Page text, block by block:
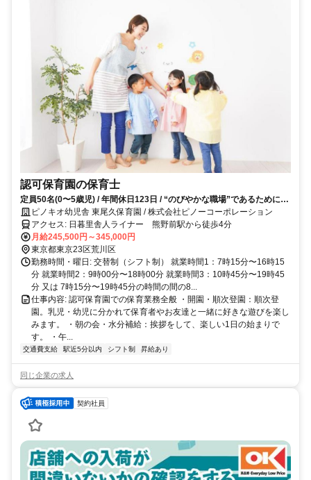
認可保育園の保育士
定員50名(0〜5歳児) / 年間休日123日 / “のびやかな職場”であるために長
く安定的に働ける制度と環境を整えています
ピノキオ幼児舎 東尾久保育園 / 株式会社ピノーコーポレーション
アクセス: 日暮里舎人ライナー 熊野前駅から徒歩4分
月給245,500円～345,000円
東京都東京23区荒川区
勤務時間・曜日: 交替制（シフト制） 就業時間1：7時15分〜16時15
分 就業時間2：9時00分〜18時00分 就業時間3：10時45分〜19時45
分 又は 7時15分〜19時45分の時間の間の8...
仕事内容: 認可保育園での保育業務全般 ・開園・順次登園：順次登
園。乳児・幼児に分かれて保育者やお友達と一緒に好きな遊びを楽し
みます。 ・朝の会・水分補給：挨拶をして、楽しい1日の始まりで
す。 ・午...
交通費支給 駅近5分以内 シフト制 昇給あり
同じ企業の求人
契約社員